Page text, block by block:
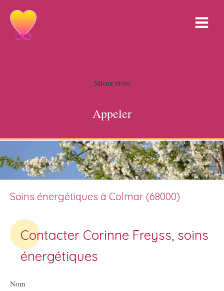
Mieux vivre
Appeler
Soins énergétiques à Colmar (68000)
Contacter Corinne Freyss, soins
énergétiques
Nom